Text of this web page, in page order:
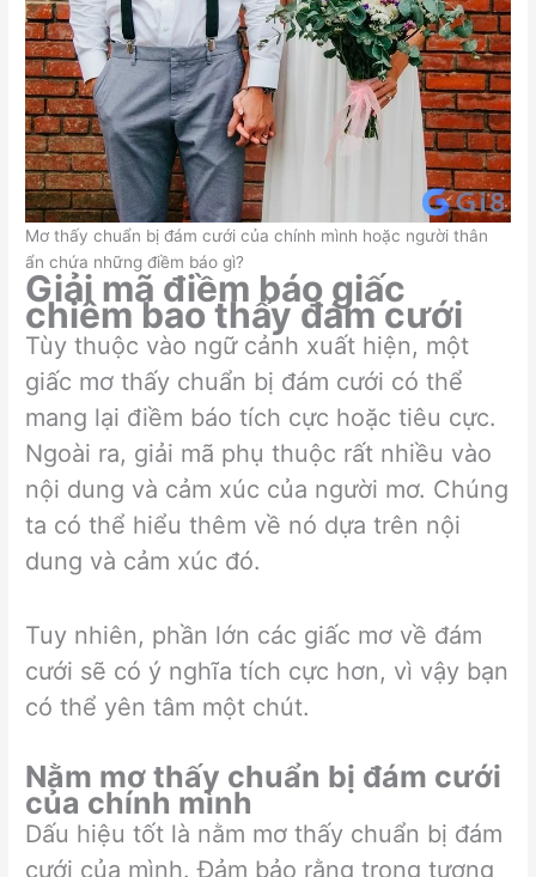
Mơ thấy chuẩn bị đám cưới của chính mình hoặc người thân
ẩn chứa những điềm báo gì?
Giải mã điềm báo giấc
chiêm bao thấy đám cưới
Tùy thuộc vào ngữ cảnh xuất hiện, một
giấc mơ thấy chuẩn bị đám cưới có thể
mang lại điềm báo tích cực hoặc tiêu cực.
Ngoài ra, giải mã phụ thuộc rất nhiều vào
nội dung và cảm xúc của người mơ. Chúng
ta có thể hiểu thêm về nó dựa trên nội
dung và cảm xúc đó.
Tuy nhiên, phần lớn các giấc mơ về đám
cưới sẽ có ý nghĩa tích cực hơn, vì vậy bạn
có thể yên tâm một chút.
Nằm mơ thấy chuẩn bị đám cưới
của chính mình
Dấu hiệu tốt là nằm mơ thấy chuẩn bị đám
cưới của mình. Đảm bảo rằng trong tương